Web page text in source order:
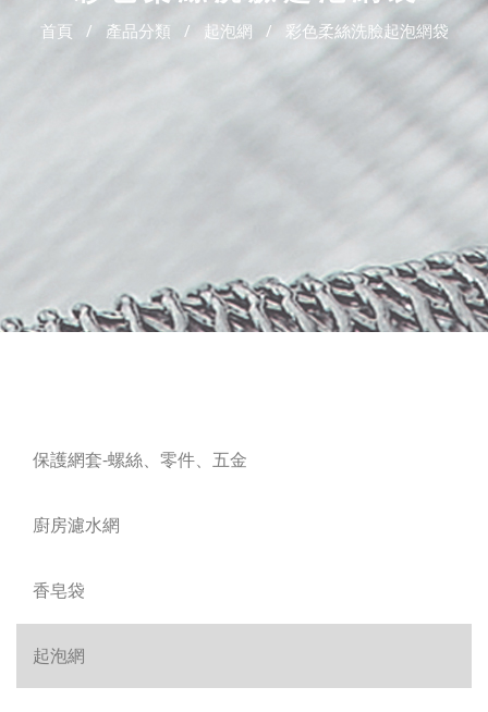
首頁 產品分類 起泡網 彩色柔絲洗臉起泡網袋
保護網套-螺絲、零件、五金
廚房濾水網
香皂袋
起泡網